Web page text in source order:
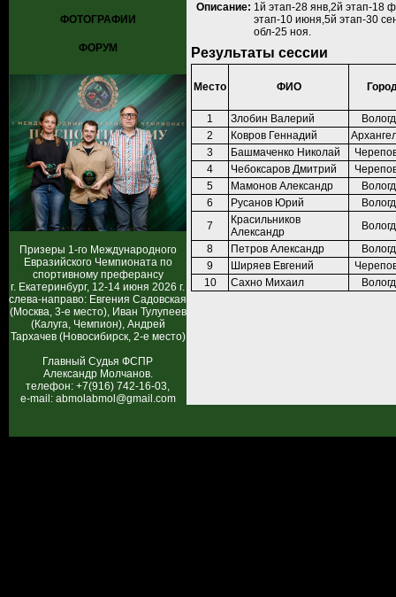
ФОТОГРАФИИ
ФОРУМ
Призеры 1-го Международного
Евразийского Чемпионата по
спортивному преферансу
г. Екатеринбург, 12-14 июня 2026 г.
слева-направо: Евгения Садовская
(Москва, 3-е место), Иван Тулупеев
(Калуга, Чемпион), Андрей
Тархачев (Новосибирск, 2-е место)
Главный Судья ФСПР
Александр Молчанов.
телефон: +7(916) 742-16-03,
e-mail: abmolabmol@gmail.com
Описание: 1й этап-28 янв,2й этап-18
этап-10 июня,5й этап-30
обл-25 ноя.
Результаты сессии
Место ФИО
1 Злобин Валерий
2
Ковров Геннадий
3
Башмаченко Николай
4
Чебоксаров Дмитрий
5
Мамонов Александр
6
Русанов Юрий
7
Красильников
Александр
8
Петров Александр
9
Ширяев Евгений
10
Сахно Михаил